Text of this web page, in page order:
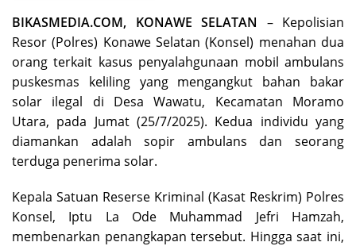
BIKASMEDIA.COM, KONAWE SELATAN – Kepolisian
Resor (Polres) Konawe Selatan (Konsel) menahan dua
orang terkait kasus penyalahgunaan mobil ambulans
puskesmas keliling yang mengangkut bahan bakar
solar ilegal di Desa Wawatu, Kecamatan Moramo
Utara, pada Jumat (25/7/2025). Kedua individu yang
diamankan adalah sopir ambulans dan seorang
terduga penerima solar.
Kepala Satuan Reserse Kriminal (Kasat Reskrim) Polres
Konsel, Iptu La Ode Muhammad Jefri Hamzah,
membenarkan penangkapan tersebut. Hingga saat ini,